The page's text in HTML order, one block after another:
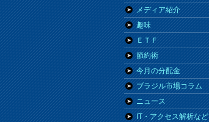
メディア紹介
趣味
ＥＴＦ
節約術
今月の分配金
ブラジル市場コラム
ニュース
IT・アクセス解析など